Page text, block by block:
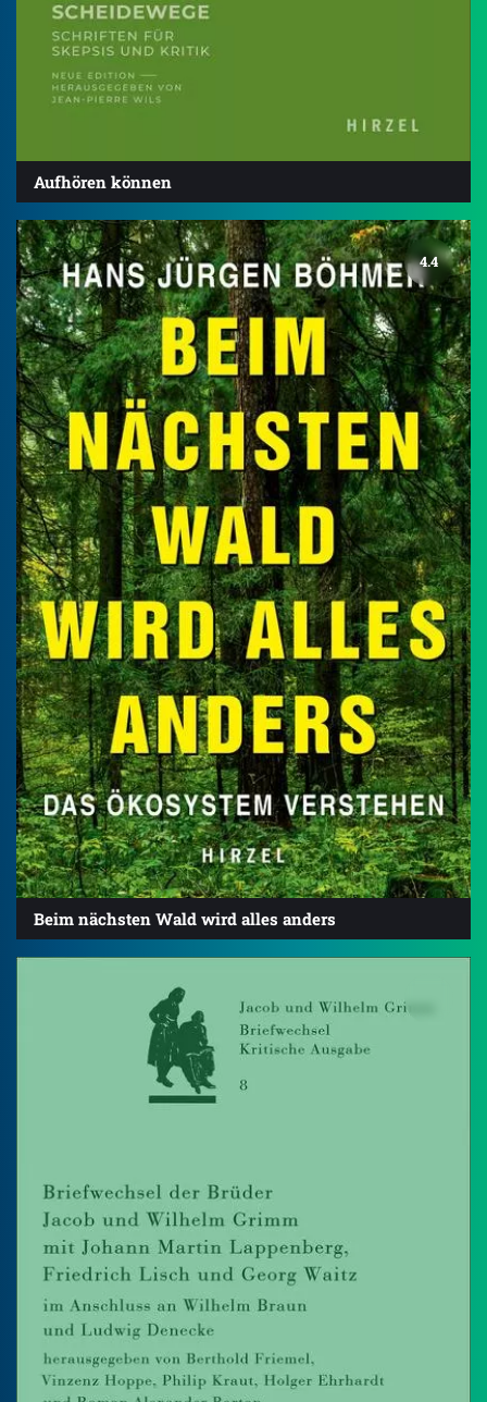
Aufhören können
4.4
Beim nächsten Wald wird alles anders